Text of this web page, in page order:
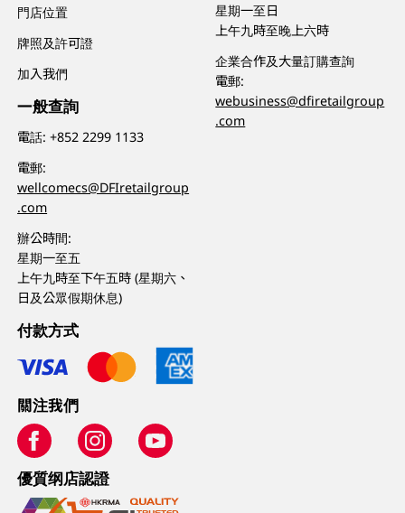
門店位置
牌照及許可證
加入我們
一般查詢
電話:+852 2299 1133
電郵:
wellcomecs@DFIretailgroup
.com
辦公時間:
星期一至五
上午九時至下午五時 (星期六、
日及公眾假期休息)
星期一至日
上午九時至晚上六時
企業合作及大量訂購查詢
電郵:
webusiness@dfiretailgroup
.com
付款方式
關注我們
優質纲店認證